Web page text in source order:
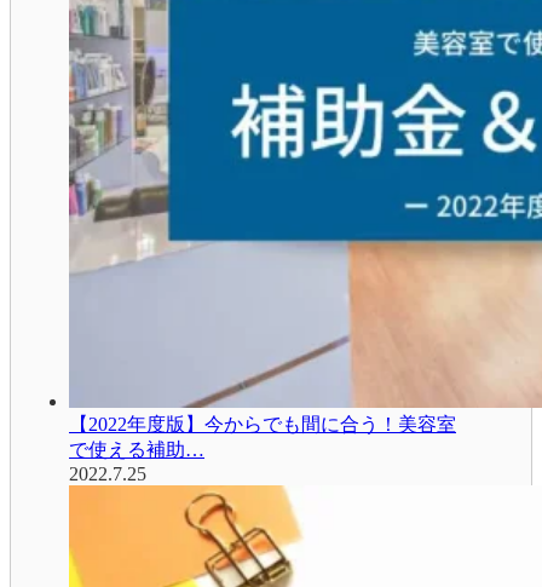
【2022年度版】今からでも間に合う！美容室
で使える補助…
2022.7.25